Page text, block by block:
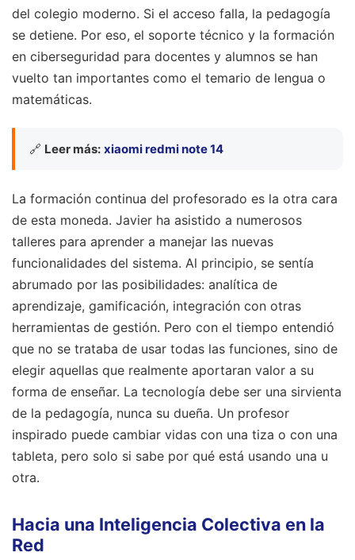
del colegio moderno. Si el acceso falla, la pedagogía
se detiene. Por eso, el soporte técnico y la formación
en ciberseguridad para docentes y alumnos se han
vuelto tan importantes como el temario de lengua o
matemáticas.
🔗 Leer más: xiaomi redmi note 14
La formación continua del profesorado es la otra cara
de esta moneda. Javier ha asistido a numerosos
talleres para aprender a manejar las nuevas
funcionalidades del sistema. Al principio, se sentía
abrumado por las posibilidades: analítica de
aprendizaje, gamificación, integración con otras
herramientas de gestión. Pero con el tiempo entendió
que no se trataba de usar todas las funciones, sino de
elegir aquellas que realmente aportaran valor a su
forma de enseñar. La tecnología debe ser una sirvienta
de la pedagogía, nunca su dueña. Un profesor
inspirado puede cambiar vidas con una tiza o con una
tableta, pero solo si sabe por qué está usando una u
otra.
Hacia una Inteligencia Colectiva en la
Red